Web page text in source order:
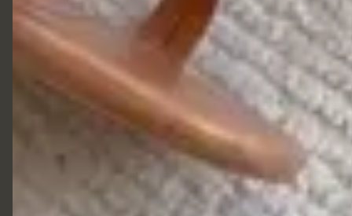
Clientes Satisfeitos
Contato